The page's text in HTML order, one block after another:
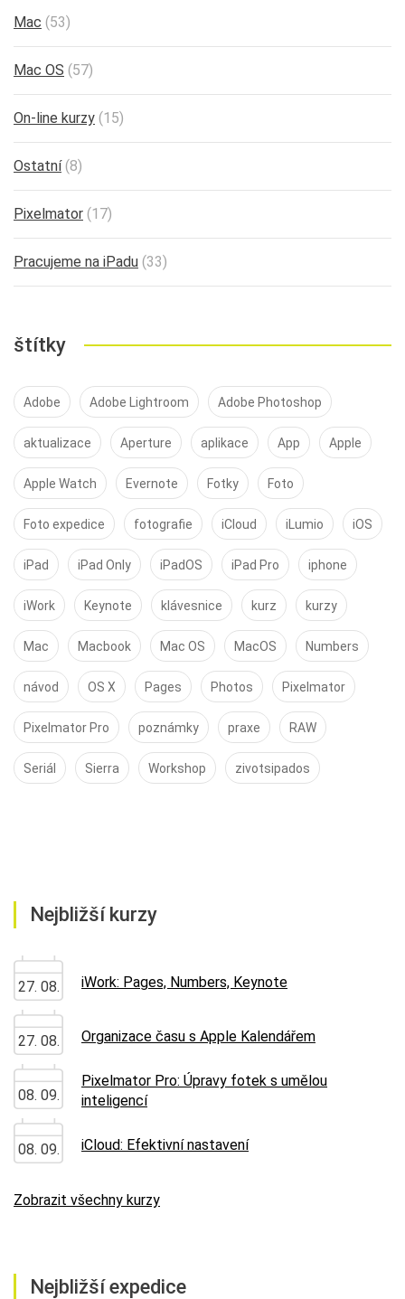
Mac (53)
Mac OS (57)
On-line kurzy (15)
Ostatní(8)
Pixelmator (17)
Pracujeme na iPadu (33)
štítky
Adobe Adobe Lightroom Adobe Photoshop
aktualizace Aperture aplikace App Apple
Apple Watch Evernote Fotky Foto
Foto expedice fotografie iCloud iLumio iOS
iPad iPad Only iPadOS iPad Pro iphone
iWork Keynote klávesnice kurz kurzy
Mac Macbook Mac OS MacOS Numbers
návod OS X Pages Photos Pixelmator
Pixelmator Pro poznámky praxe RAW
Seriál Sierra Workshop zivotsipados
Nejbližší kurzy
27. 08. iWork: Pages, Numbers, Keynote
27. 08. Organizace času s Apple Kalendářem
08. 09.
Pixelmator Pro: Úpravy fotek s umělou
inteligencí
08. 09. iCloud: Efektivní nastavení
Zobrazit všechny kurzy
Nejbližší expedice